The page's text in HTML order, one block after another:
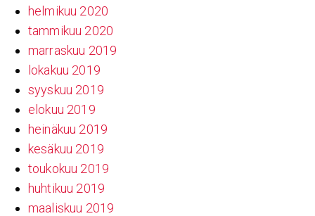
helmikuu 2020
tammikuu 2020
marraskuu 2019
lokakuu 2019
syyskuu 2019
elokuu 2019
heinäkuu 2019
kesäkuu 2019
toukokuu 2019
huhtikuu 2019
maaliskuu 2019